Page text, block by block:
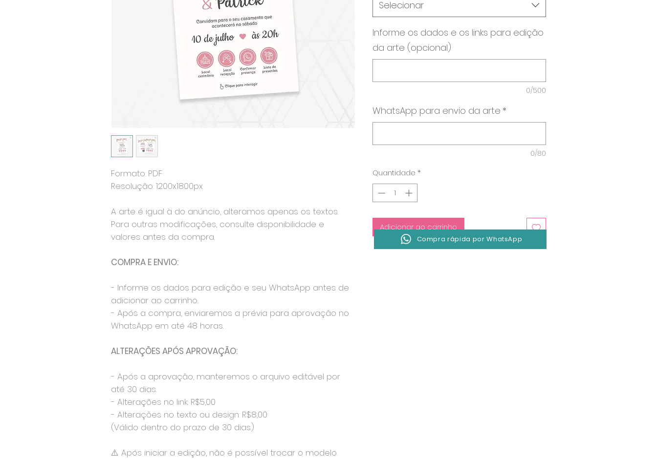
Formato: PDF
Resolução: 1200x1800px
A arte é igual à do anúncio, alteramos apenas os textos.
Para outras modificações, consulte disponibilidade e
valores antes da compra.
COMPRA E ENVIO:
- Informe os dados para edição e seu WhatsApp antes de
adicionar ao carrinho.
- Após a compra, enviaremos a prévia para aprovação no
WhatsApp em até 48 horas.
ALTERAÇÕES APÓS APROVAÇÃO:
- Após a aprovação, manteremos o arquivo editável por
até 30 dias.
- Alterações no link: R$5,00
- Alterações no texto ou design: R$8,00
(Válido dentro do prazo de 30 dias.)
⚠️ Após iniciar a edição, não é possível trocar o modelo.
Selecionar
Informe os dados e os links para edição
da arte (opcional)
0/500
WhatsApp para envio da arte *
0/80
Quantidade *
Adicionar ao carrinho
Compra rápida por WhatsApp